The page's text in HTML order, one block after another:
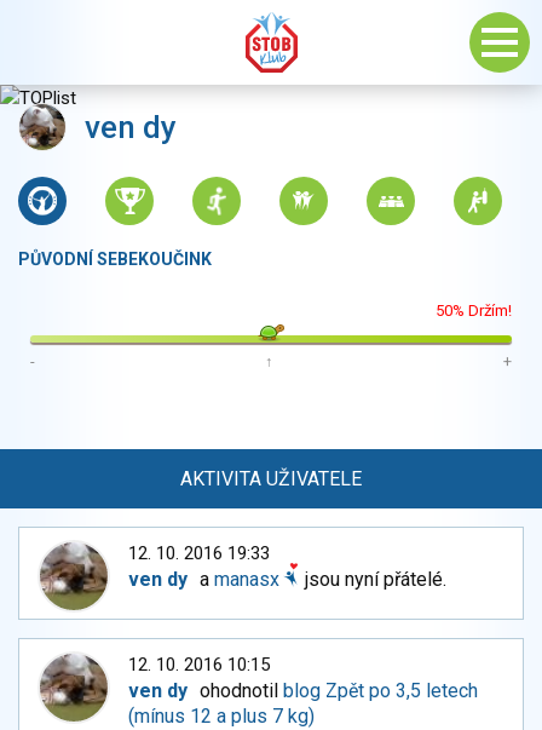
ven dy
PŮVODNÍ SEBEKOUČINK
50% Držím!
- ↑ +
AKTIVITA UŽIVATELE
12. 10. 2016 19:33
ven dy amanasx jsou nyní přátelé.
12. 10. 2016 10:15
ven dy ohodnotil blog Zpět po 3,5 letech
(mínus 12 a plus 7 kg)